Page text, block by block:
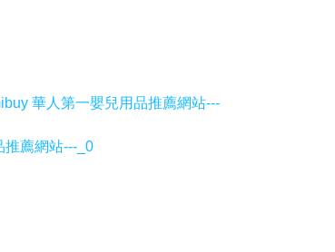
華人第一嬰兒用品推薦網站---
推薦網站---_0